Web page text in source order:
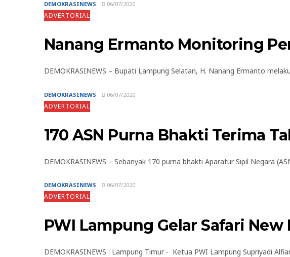
DEMOKRASINEWS 06/07/2020
ADVERTORIAL
Nanang Ermanto Monitoring
DEMOKRASINEWS – Bupati Lampung Selatan, H. Nanang Ermanto
DEMOKRASINEWS 06/07/2020
ADVERTORIAL
170 ASN Purna Bhakti Terima
DEMOKRASINEWS – Sebanyak 170 purna bhakti Aparatur Sipil Negara
DEMOKRASINEWS 06/07/2020
ADVERTORIAL
PWI Lampung Gelar Safari
DEMOKRASINEWS : Lampung Timur - Ketua PWI Lampung Supriyadi